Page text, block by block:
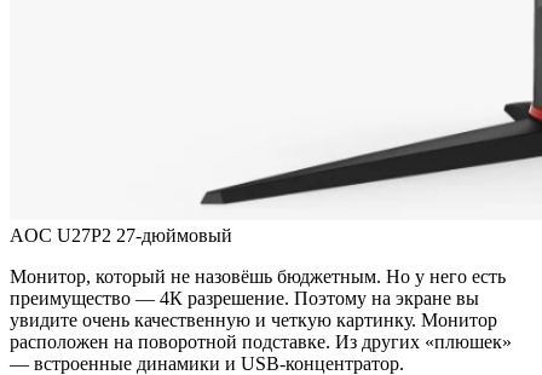
AOC U27P2 27-дюймовый
Монитор, который не назовёшь бюджетным. Но у него есть
преимущество — 4К разрешение. Поэтому на экране вы
увидите очень качественную и четкую картинку. Монитор
расположен на поворотной подставке. Из других «плюшек»
— встроенные динамики и USB-концентратор.